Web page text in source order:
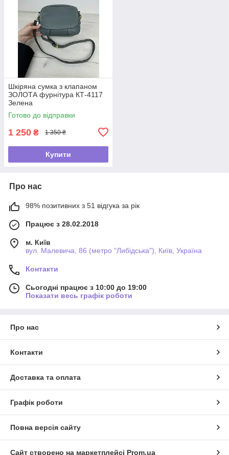
Шкіряна сумка з клапаном
ЗОЛОТА фурнітура КТ-4117
Зелена
Готово до відправки
1 250 ₴ 1 350 ₴
Купити
Про нас
98% позитивних з 51 відгука за рік
Працює з 28.02.2018
м. Київ
вул. Малевича, 86 (метро "Либідська"), Київ, Україна
Контакти
Сьогодні працює з 10:00 до 19:00
Показати весь графік роботи
Про нас
Контакти
Доставка та оплата
Графік роботи
Повна версія сайту
Сайт створено на маркетплейсі Prom.ua